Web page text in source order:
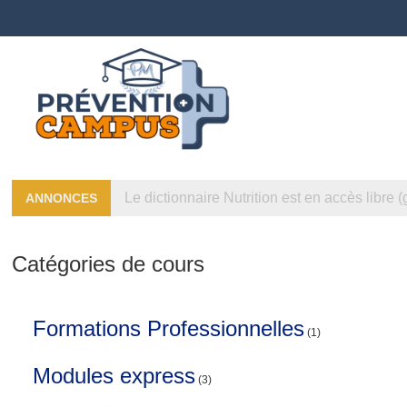
ANNONCES Le dictionnaire Nutrition est en accès libre
Catégories de cours
Formations Professionnelles (1)
Modules express (3)